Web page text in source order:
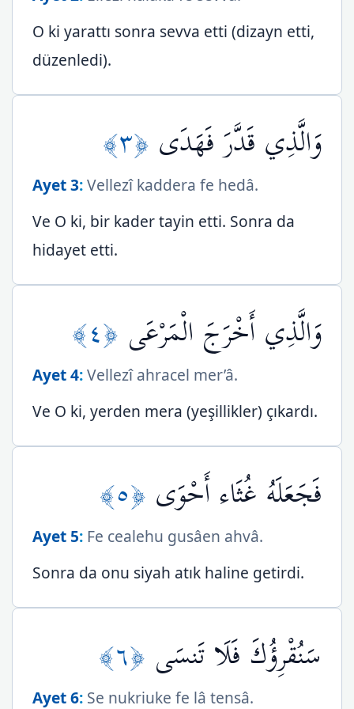
O ki yarattı sonra sevva etti (dizayn etti,
düzenledi).
وَالَّذِي قَدَّرَ فَهَدَى ﴿٣﴾
Ayet 3:Vellezî kaddera fe hedâ.
Ve O ki, bir kader tayin etti. Sonra da
hidayet etti.
وَالَّذِي أَخْرَجَ الْمَرْعَى ﴿٤﴾
Ayet 4:Vellezî ahracel mer’â.
Ve O ki, yerden mera (yeşillikler) çıkardı.
فَجَعَلَهُ غُثَاء أَحْوَى ﴿٥﴾
Ayet 5: Fe cealehu gusâen ahvâ.
Sonra da onu siyah atık haline getirdi.
سَنُقْرِؤُكَ فَلَا تَنسَى ﴿٦﴾
Ayet 6: Se nukriuke fe lâ tensâ.